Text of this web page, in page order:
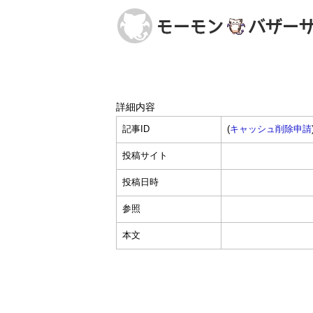
詳細内容
記事ID (キャッシュ削除申請
投稿サイト
投稿日時
参照
本文